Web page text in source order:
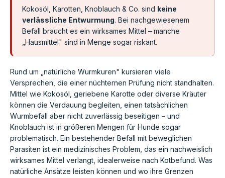
Kokosöl, Karotten, Knoblauch & Co. sind keine
verlässliche Entwurmung. Bei nachgewiesenem
Befall braucht es ein wirksames Mittel – manche
„Hausmittel" sind in Menge sogar riskant.
Rund um „natürliche Wurmkuren" kursieren viele
Versprechen, die einer nüchternen Prüfung nicht standhalten.
Mittel wie Kokosöl, geriebene Karotte oder diverse Kräuter
können die Verdauung begleiten, einen tatsächlichen
Wurmbefall aber nicht zuverlässig beseitigen – und
Knoblauch ist in größeren Mengen für Hunde sogar
problematisch. Ein bestehender Befall mit beweglichen
Parasiten ist ein medizinisches Problem, das ein nachweislich
wirksames Mittel verlangt, idealerweise nach Kotbefund. Was
natürliche Ansätze leisten können und wo ihre Grenzen